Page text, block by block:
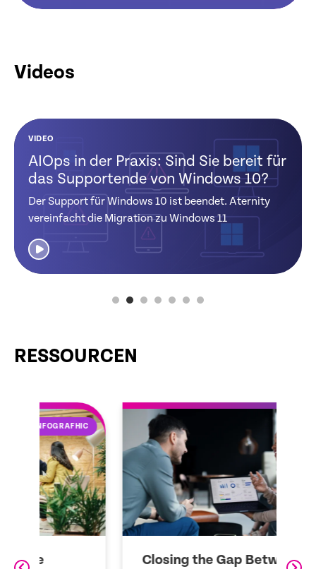
Videos
The Future of DEX -
Aternity Replay
VIDEO
AIOps in der Praxis: Sind Sie bereit für
das Supportende von Windows 10?
Der Support für Windows 10 ist beendet. Aternity
vereinfacht die Migration zu Windows 11
AIOps in der
Praxis:
Transparenz für
Microsoft Teams
AIOps in der
Praxis: Intelligente
Geräteerneuerung
Intelligente
Behebung von
geringem
Speicherplatz mit
Aternity
RESSOURCEN
Closing the Gap Between